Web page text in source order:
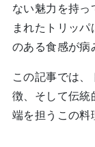
ない魅力を持
まれたトリッ
のある食感が病
この記事では
徴、そして伝統
端を担うこの料